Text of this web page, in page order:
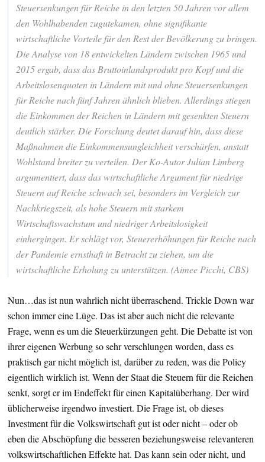
Steuersenkungen für Reiche in den letzten 50 Jahren vor allem
den Wohlhabenden zugutekamen, ohne signifikante
wirtschaftliche Vorteile für den Rest der Bevölkerung zu bringen.
Die Analyse von 18 entwickelten Ländern zwischen 1965 und
2015 ergab, dass das Bruttoinlandsprodukt pro Kopf und die
Arbeitslosenquoten in Ländern mit und ohne Steuersenkungen
für Reiche nach fünf Jahren ähnlich blieben. Allerdings stiegen
die Einkommen der Reichen in Ländern mit gesenkten Steuern
deutlich stärker. Die Forschung deutet darauf hin, dass diese
Maßnahmen die Einkommensungleichheit verschärfen, anstatt
Wohlstand breiter zu verteilen. Der Ko-Autor Julian Limberg
argumentiert, dass das wirtschaftliche Argument für niedrige
Steuern auf Reiche schwach sei, besonders im Vergleich zur
Nachkriegszeit, als hohe Steuern mit starkem
Wirtschaftswachstum und niedriger Arbeitslosigkeit
einhergingen. Er schlägt vor, Steuererhöhungen für Reiche nach
der Pandemie ernsthaft in Betracht zu ziehen, um die
wirtschaftliche Erholung zu unterstützen. (Aimee Picchi, CBS)
Nun…das ist nun wahrlich nicht überraschend. Trickle Down war
schon immer eine Lüge. Das ist aber auch nicht die relevante
Frage, wenn es um die Steuerkürzungen geht. Die Debatte ist von
ihrer eigenen Werbung so sehr verschlungen worden, dass es
praktisch gar nicht möglich ist, darüber zu reden, was die Policy
eigentlich wirklich ist. Wenn der Staat die Steuern für die Reichen
senkt, sorgt er im Endeffekt für einen Kapitalüberhang. Der wird
üblicherweise irgendwo investiert. Die Frage ist, ob dieses
Investment für die Volkswirtschaft gut ist oder nicht – oder ob
eben die Abschöpfung die besseren beziehungsweise relevanteren
volkswirtschaftlichen Effekte hat. Das kann sein oder nicht, und